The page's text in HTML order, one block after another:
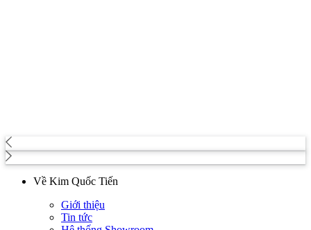
Về Kim Quốc Tiến
Giới thiệu
Tin tức